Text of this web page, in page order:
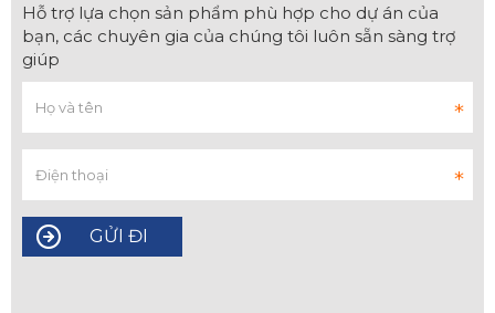
Hỗ trợ lựa chọn sản phẩm phù hợp cho dự án của
bạn, các chuyên gia của chúng tôi luôn sẵn sàng trợ
giúp